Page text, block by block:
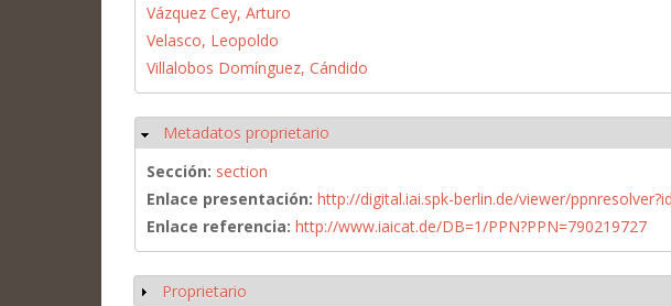
Vázquez Cey, Arturo
Velasco, Leopoldo
Villalobos Domínguez, Cándido
Ocultar
Metadatos proprietario
Sección: section
Enlace presentación: http://digital.iai.spk-berlin.de/viewer/
Enlace referencia: http://www.iaicat.de/DB=1/PPN?PPN=790219727
Mostrar
Proprietario